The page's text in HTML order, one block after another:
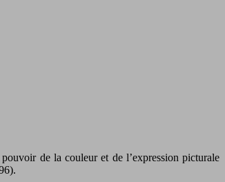
de la couleur et de l’expression picturale